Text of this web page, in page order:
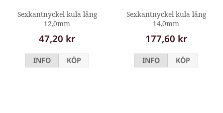
Sexkantnyckel kula lång
12,0mm
47,20 kr
INFO KÖP
Sexkantnyckel kula lång
14,0mm
177,60 kr
INFO KÖP